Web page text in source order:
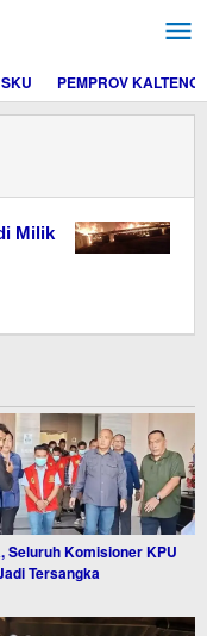
PEMPROV KALTENG
Milik
Seluruh Komisioner KPU
Tersangka